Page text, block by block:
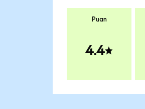
Puan
4.4